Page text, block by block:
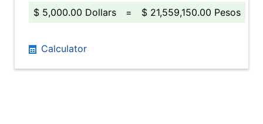
$ 5,000.00 Dollars
= $ 21,559,150.00 Pesos
Calculator